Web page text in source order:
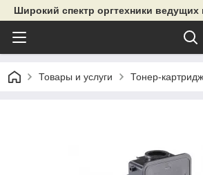
Широкий спектр оргтехники
Товары и услуги Тонер-